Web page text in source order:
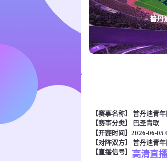
普丹
【赛事名称】 普丹迪青
【赛事分类】
巴圣青联
【开赛时间】2026-06-05
【对阵双方】 普丹迪青
【直播信号】
高清直播